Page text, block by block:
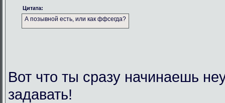
Цитата:
А позывной есть, или как ффсегда?
Вот что ты сразу начинаешь
задавать!